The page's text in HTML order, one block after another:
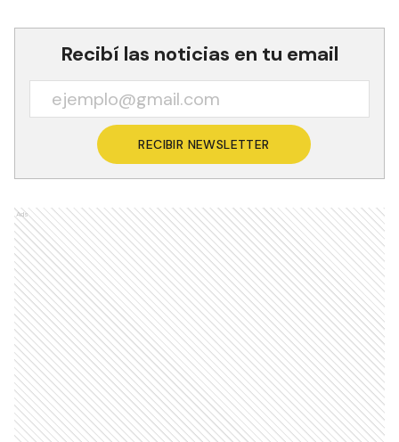
Recibí las noticias en tu email
RECIBIR NEWSLETTER
Ads